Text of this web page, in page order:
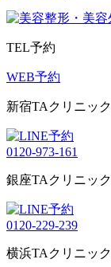
TEL予約
WEB予約
新宿TAクリニック
0120-973-161
銀座TAクリニック
0120-229-239
横浜TAクリニック